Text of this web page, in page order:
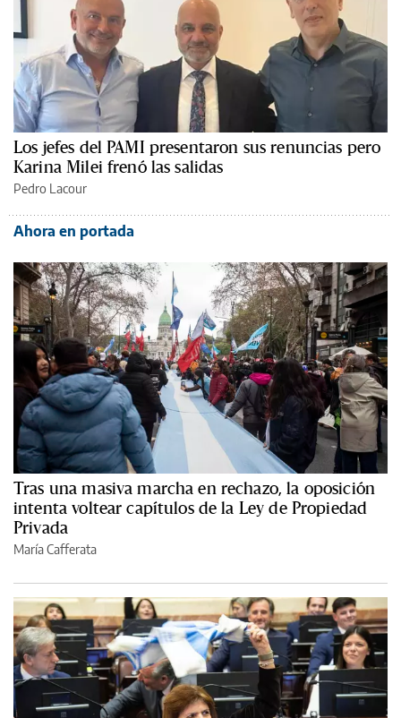
Los jefes del PAMI presentaron sus renuncias pero
Karina Milei frenó las salidas
Pedro Lacour
Ahora en portada
Tras una masiva marcha en rechazo, la oposición
intenta voltear capítulos de la Ley de Propiedad
Privada
María Cafferata